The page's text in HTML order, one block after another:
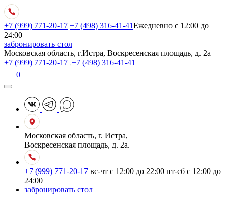
+7 (999) 771-20-17 +7 (498) 316-41-41Ежедневно с 12:00 до
24:00
забронировать стол
Московская область, г.Истра, Воскресенская площадь, д. 2а
+7 (999) 771-20-17 ,+7 (498) 316-41-41
0
Московская область, г. Истра,
Воскресенская площадь, д. 2а.
+7 (999) 771-20-17 вс-чт с 12:00 до 22:00 пт-сб с 12:00 до
24:00
забронировать стол